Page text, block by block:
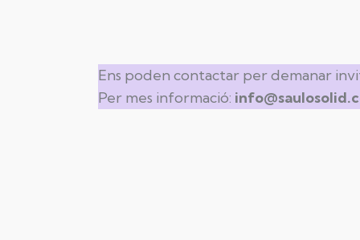
Ens poden contactar per demanar
Per mes informació: